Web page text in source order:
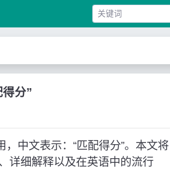
分”
中文表示：“匹配得分”。本文将
详细解释以及在英语中的流行